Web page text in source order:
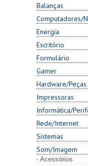
Balanças
Computadores/
Energia
Escritório
Formulário
Gamer
Hardware/Peças
Impressoras
Informática/
Rede/Internet
Sistemas
Som/Imagem
Acessórios